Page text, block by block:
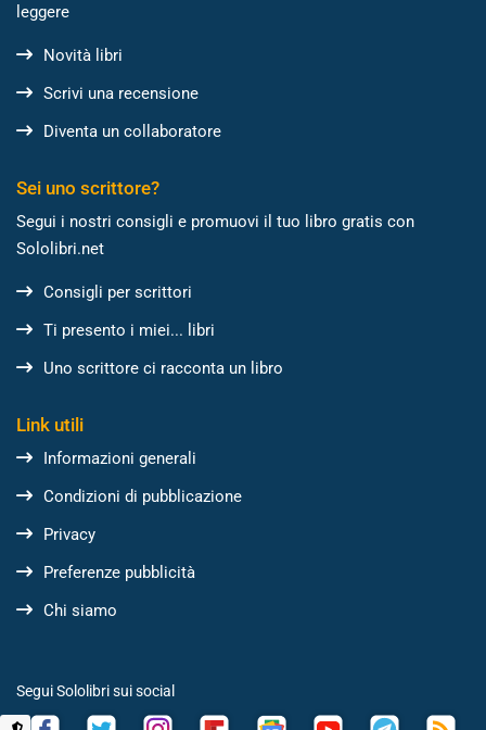
leggere
Novità libri
Scrivi una recensione
Diventa un collaboratore
Sei uno scrittore?
Segui i nostri consigli e promuovi il tuo libro gratis con
Sololibri.net
Consigli per scrittori
Ti presento i miei... libri
Uno scrittore ci racconta un libro
Link utili
Informazioni generali
Condizioni di pubblicazione
Privacy
Preferenze pubblicità
Chi siamo
Segui Sololibri sui social